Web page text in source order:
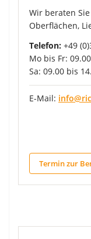
Wir beraten
Oberflächen,
Telefon: +49
Mo bis Fr:
Sa: 09.00 bis
E-Mail:
Termin zur